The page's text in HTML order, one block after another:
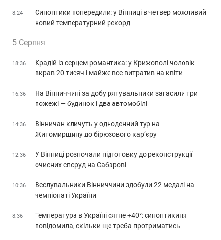
8:24
Синоптики попередили: у Вінниці в четвер можливий
новий температурний рекорд
5 Серпня
18:36
Крадій із серцем романтика: у Крижополі чоловік
вкрав 20 тисяч і майже все витратив на квіти
16:36
На Вінниччині за добу рятувальники загасили три
пожежі — будинок і два автомобілі
14:36
Вінничан кличуть у одноденний тур на
Житомирщину до бірюзового кар’єру
12:36
У Вінниці розпочали підготовку до реконструкції
очисних споруд на Сабарові
10:36
Веслувальники Вінниччини здобули 22 медалі на
чемпіонаті України
8:36
Температура в Україні сягне +40°: синоптикиня
повідомила, скільки ще треба протриматись